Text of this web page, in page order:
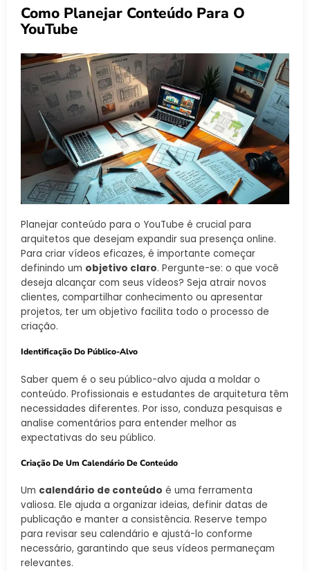
Como Planejar Conteúdo Para O
YouTube
Planejar conteúdo para o YouTube é crucial para
arquitetos que desejam expandir sua presença online.
Para criar vídeos eficazes, é importante começar
definindo um objetivo claro. Pergunte-se: o que você
deseja alcançar com seus vídeos? Seja atrair novos
clientes, compartilhar conhecimento ou apresentar
projetos, ter um objetivo facilita todo o processo de
criação.
Identificação Do Público-Alvo
Saber quem é o seu público-alvo ajuda a moldar o
conteúdo. Profissionais e estudantes de arquitetura têm
necessidades diferentes. Por isso, conduza pesquisas e
analise comentários para entender melhor as
expectativas do seu público.
Criação De Um Calendário De Conteúdo
Um calendário de conteúdo é uma ferramenta
valiosa. Ele ajuda a organizar ideias, definir datas de
publicação e manter a consistência. Reserve tempo
para revisar seu calendário e ajustá-lo conforme
necessário, garantindo que seus vídeos permaneçam
relevantes.